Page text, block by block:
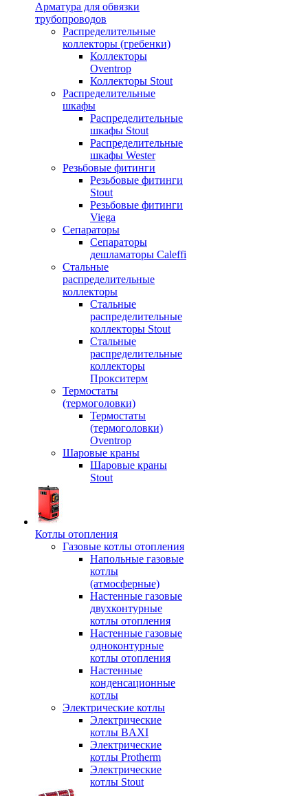
Арматура для обвязки
трубопроводов
Распределительные
коллекторы (гребенки)
Коллекторы
Oventrop
Коллекторы Stout
Распределительные
шкафы
Распределительные
шкафы Stout
Распределительные
шкафы Wester
Резьбовые фитинги
Резьбовые фитинги
Stout
Резьбовые фитинги
Viega
Сепараторы
Сепараторы
дешламаторы Caleffi
Стальные
распределительные
коллекторы
Стальные
распределительные
коллекторы Stout
Стальные
распределительные
коллекторы
Прокситерм
Термостаты
(термоголовки)
Термостаты
(термоголовки)
Oventrop
Шаровые краны
Шаровые краны
Stout
Котлы отопления
Газовые котлы отопления
Напольные газовые
котлы
(атмосферные)
Настенные газовые
двухконтурные
котлы отопления
Настенные газовые
одноконтурные
котлы отопления
Настенные
конденсационные
котлы
Электрические котлы
Электрические
котлы BAXI
Электрические
котлы Protherm
Электрические
котлы Stout